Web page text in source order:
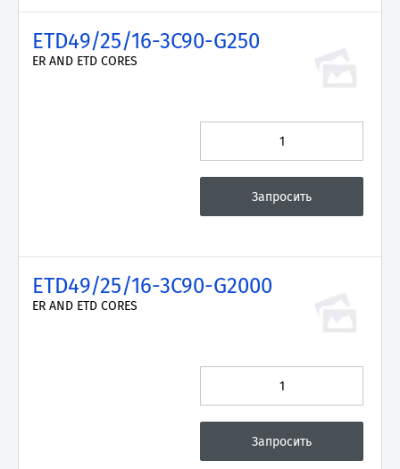
ETD49/25/16-3C90-G250
ER AND ETD CORES
ETD49/25/16-3C90-G2000
ER AND ETD CORES